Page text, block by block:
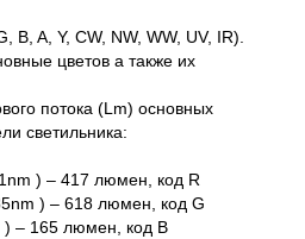
B, A, Y, CW, NW, WW, UV, IR).
цветов а также их
потока (Lm) основных
светильника:
) – 417 люмен, код R
) – 618 люмен, код G
) – 165 люмен, код B